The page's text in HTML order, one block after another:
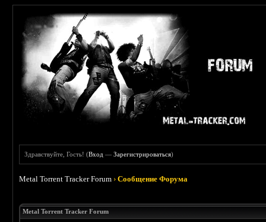
Здравствуйте, Гость! (Вход —Зарегистрироваться)
Metal Torrent Tracker Forum ›Сообщение Форума
Metal Torrent Tracker Forum